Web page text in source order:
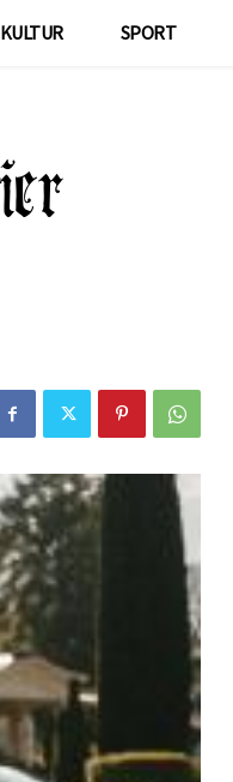
KULTUR SPORT